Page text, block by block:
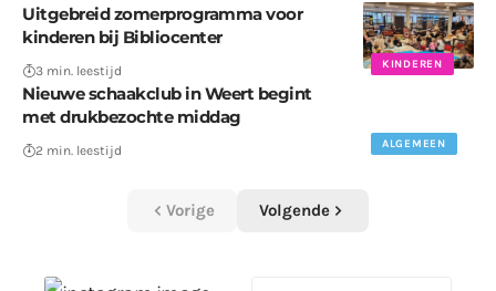
KINDEREN
Uitgebreid zomerprogramma voor
kinderen bij Bibliocenter
3 min. leestijd
ALGEMEEN
Nieuwe schaakclub in Weert begint
met drukbezochte middag
2 min. leestijd
Vorige Volgende